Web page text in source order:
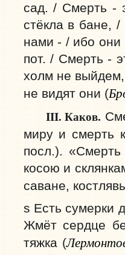
сад. / Смерть -
стёкла в бане,
нами - / ибо они
пот. / Смерть -
холм не
не видят они (
III. Каков.
миру и смерть
посл.). «Смерть
косою и
саване,
s Есть сумерки
Жмёт сердце
тяжка (